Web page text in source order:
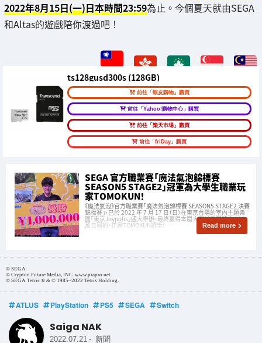
2022年8月15日(一)日本時間23:59為止。今個夏天就由SEGA
和Altas的遊戲陪你渡過吧！
ts128gusd300s (128GB)
前往「蝦皮購物」購買
前往「Yahoo!購物中心」購買
前往「樂天市場」購買
前往「friDay」購買
SEGA 官方職業賽「魔法氣泡錦標賽
SEASON5 STAGE2」冠軍為大學生職業玩
家TOMOKUN！
《魔法氣泡》官方職業賽「魔法氣泡錦標賽 SEASON5 STAGE2 決賽
錦標賽」，已於 2022 年 7 月 17 日（日）在東京台場的室內主題樂
園「東京Joypolis」盛大舉辦。最終贏得本屆大賽並抱回獎金 100
萬日圓的，正是TOMOKUN選手！ Read more
© SEGA
© Crypton Future Media, INC. www.piapro.net
© SEGA Tetris ® & © 1985~2022 Tetris Holding.
ATLUS PlayStation PS5 SEGA Switch
Saiga NAK
2022.07.21 - 新聞